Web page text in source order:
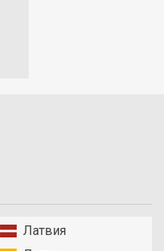
Латвия